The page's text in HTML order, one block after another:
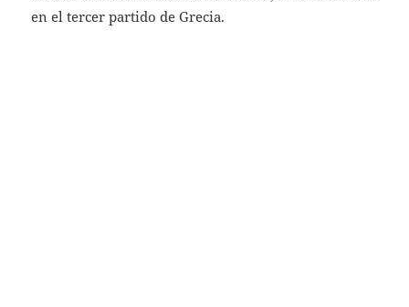
en el tercer partido de Grecia.